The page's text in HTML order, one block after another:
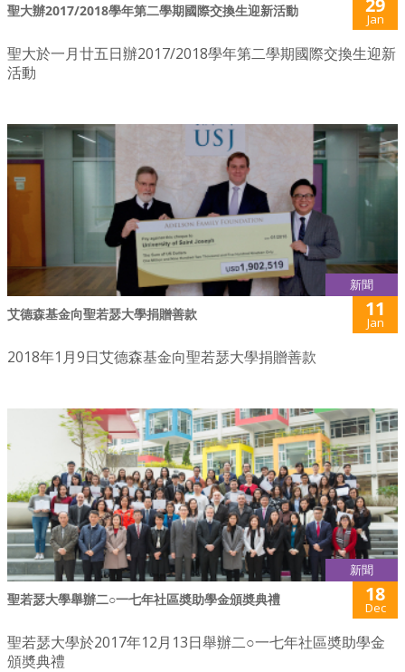
聖大辦2017/2018學年第二學期國際交換生迎新活動 Jan
聖大於一月廿五日辦2017/2018學年第二學期國際交換生迎新
活動
新聞
艾德森基金向聖若瑟大學捐贈善款 11
Jan
2018年1月9日艾德森基金向聖若瑟大學捐贈善款
新聞
聖若瑟大學舉辦二○一七年社區奬助學金頒奬典禮 18
Dec
聖若瑟大學於2017年12月13日舉辦二○一七年社區奬助學金
頒奬典禮